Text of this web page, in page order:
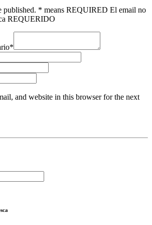
published. * means REQUIRED El email no
REQUERIDO
and website in this browser for the next